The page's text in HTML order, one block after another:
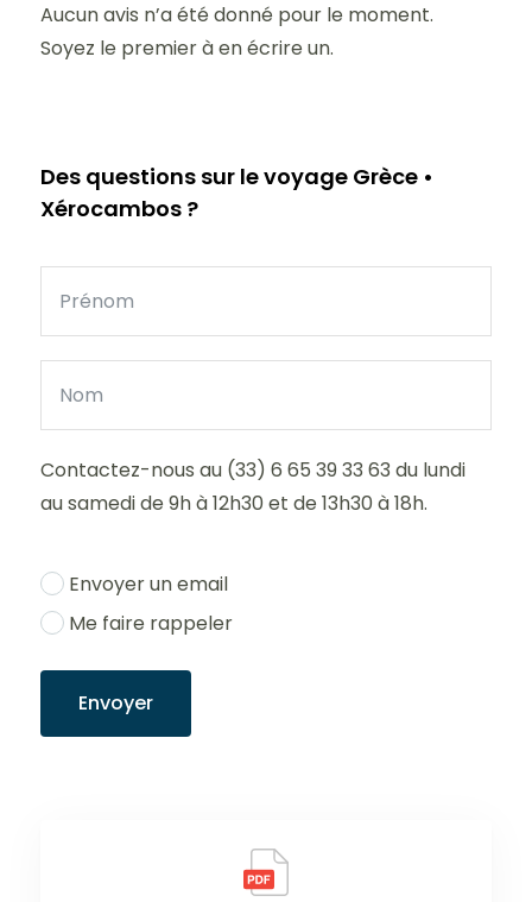
Aucun avis n’a été donné pour le moment.
Soyez le premier à en écrire un.
Des questions sur le voyage Grèce •
Xérocambos ?
Contactez-nous au (33) 6 65 39 33 63 du lundi
au samedi de 9h à 12h30 et de 13h30 à 18h.
Envoyer un email
Me faire rappeler
Envoyer